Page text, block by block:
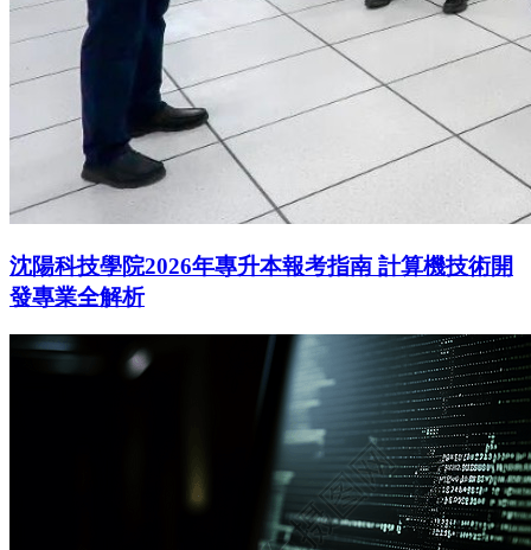
沈陽科技學院2026年專升本報考指南 計算機技術開
發專業全解析